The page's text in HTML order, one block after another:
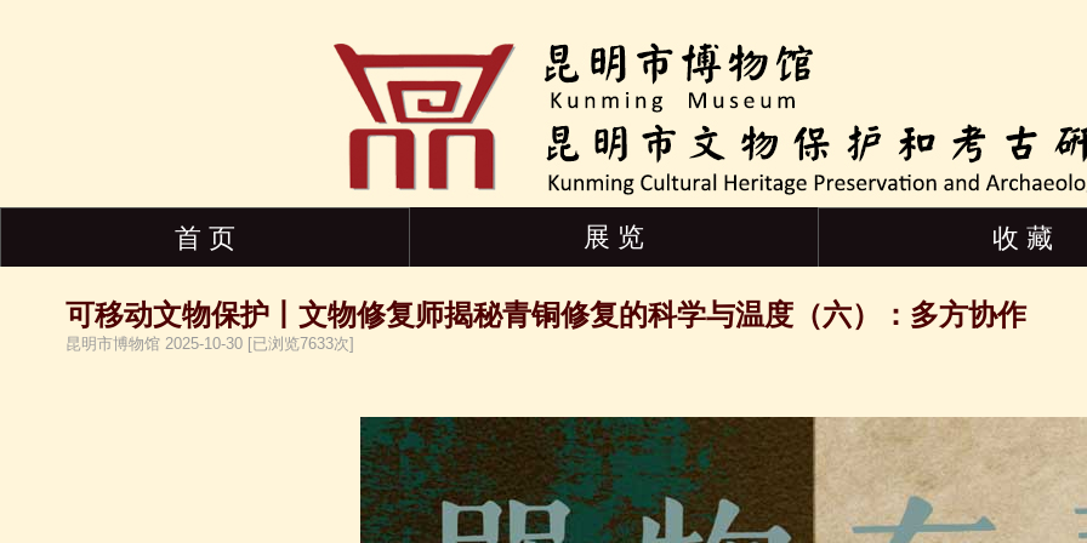
首 页 展 览 收 藏
可移动文物保护丨文物修复师揭秘青铜修复的科学与温度（六）：多方协作
昆明市博物馆 2025-10-30 [已浏览7633次]